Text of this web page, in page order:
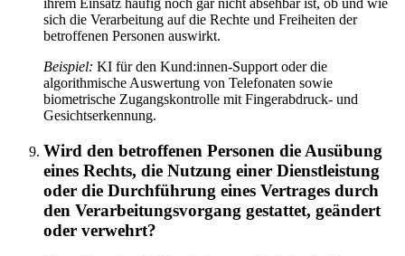
ihrem Einsatz häufig noch gar nicht absehbar ist, ob und wie
sich die Verarbeitung auf die Rechte und Freiheiten der
betroffenen Personen auswirkt.
Beispiel: KI für den Kund:innen-Support oder die
algorithmische Auswertung von Telefonaten sowie
biometrische Zugangskontrolle mit Fingerabdruck- und
Gesichtserkennung.
Wird den betroffenen Personen die Ausübung
eines Rechts, die Nutzung einer Dienstleistung
oder die Durchführung eines Vertrages durch
den Verarbeitungsvorgang gestattet, geändert
oder verwehrt?